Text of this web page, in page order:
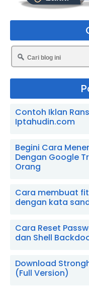
Contoh Iklan
Iptahudin.com
Begini Cara
Dengan Google
Orang
Cara membuat
dengan kata
Cara Reset
dan Shell
Download
(Full Version)